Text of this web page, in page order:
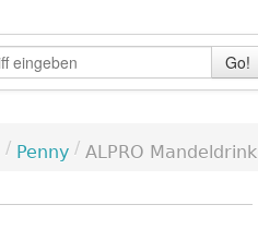
Go!
/ Penny / ALPRO Mandeldrink